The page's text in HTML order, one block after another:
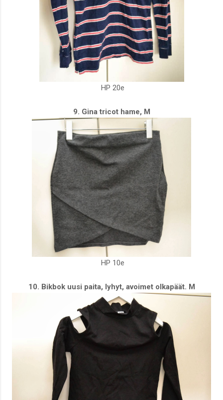
HP 20e
9. Gina tricot hame, M
HP 10e
10. Bikbok uusi paita, lyhyt, avoimet olkapäät. M